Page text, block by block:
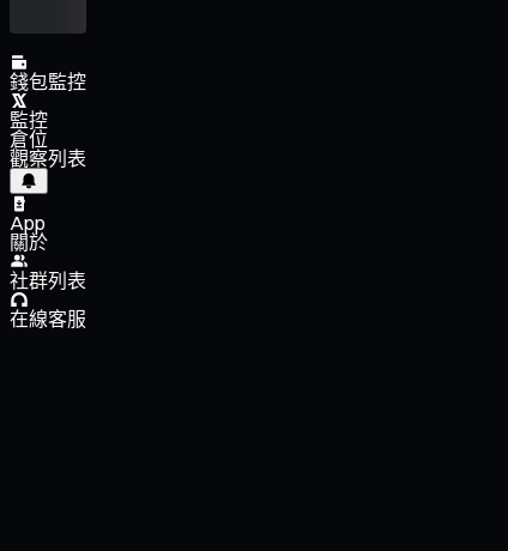
錢包監控
監控
倉位
觀察列表
App
關於
社群列表
在線客服